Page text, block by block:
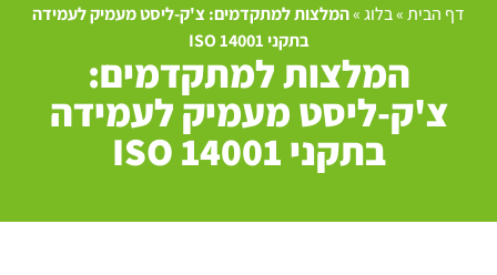
דף הבית»בלוג»המלצות למתקדמים: צ'ק-ליסט מעמיק לעמידה
בתקני ISO 14001
המלצות למתקדמים:
צ'ק-ליסט מעמיק לעמידה
בתקני ISO 14001